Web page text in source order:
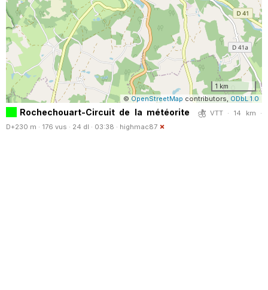
1 km
© OpenStreetMap contributors, ODbL 1.0
Rochechouart-Circuit de la météorite
VTT · 14 km ·
D+230 m · 176 vus · 24 dl · 03:38 · highmac87